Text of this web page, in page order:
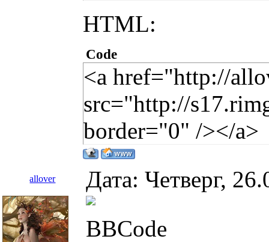
HTML:
Code
<a href="http://
src="http://
border="0" /></a>
allover Дата: Четверг,
BBCode